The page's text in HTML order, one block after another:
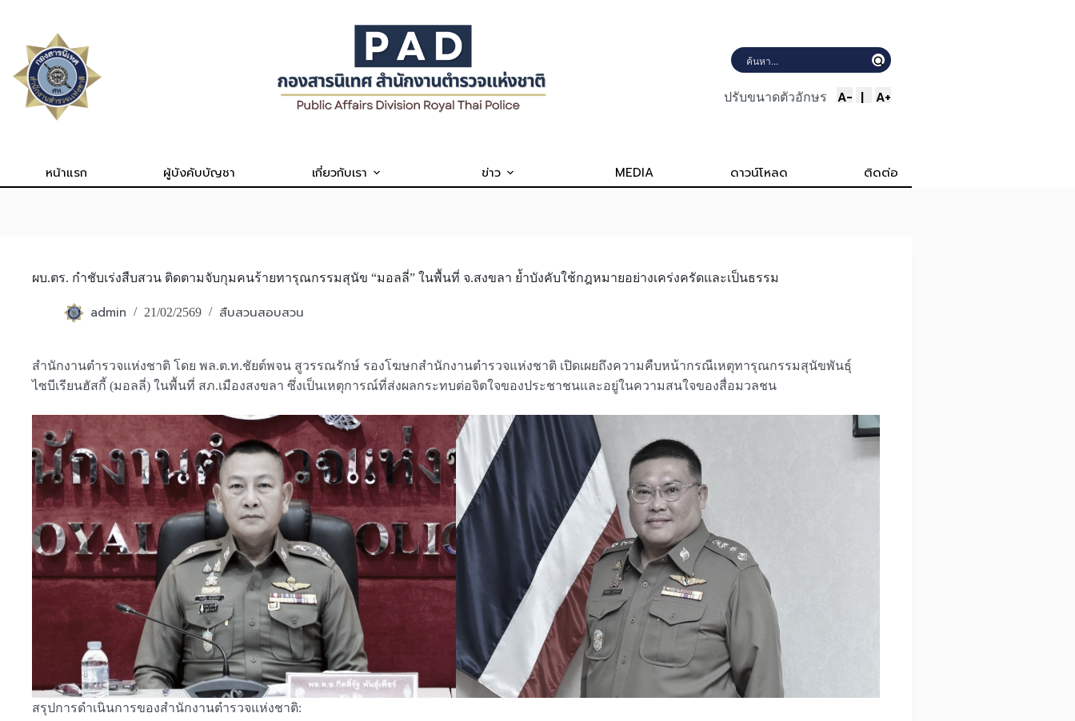
content
ปรับขนาดตัวอักษร A- | A+
หน้าแรก ผู้บังคับบัญชา เกี่ยวกับเรา ข่าว MEDIA ดาวน์โหลด ติดต่อ
ผบ.ตร. กำชับเร่งสืบสวน ติดตามจับกุมคนร้ายทารุณกรรมสุนัข “มอลลี่” ในพื้นที่ จ.สงขลา ย้ำบังคับใช้กฎหมายอย่างเคร่งครัดและเป็นธรรม
admin 21/02/2569 สืบสวนสอบสวน
สำนักงานตำรวจแห่งชาติ โดย พล.ต.ท.ชัยต์พจน สูวรรณรักษ์ รองโฆษกสำนักงานตำรวจแห่งชาติ เปิดเผยถึงความคืบหน้ากรณีเหตุทารุณกรรมสุนัขพันธุ์
ไซบีเรียนฮัสกี้ (มอลลี่) ในพื้นที่ สภ.เมืองสงขลา ซึ่งเป็นเหตุการณ์ที่ส่งผลกระทบต่อจิตใจของประชาชนและอยู่ในความสนใจของสื่อมวลชน
สรุปการดำเนินการของสำนักงานตำรวจแห่งชาติ: